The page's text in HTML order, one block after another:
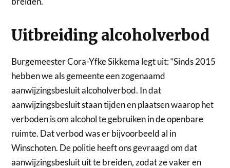
Uitbreiding alcoholverbod
Burgemeester Cora-Yfke Sikkema legt uit: “Sinds 2015
hebben we als gemeente een zogenaamd
aanwijzingsbesluit alcoholverbod. In dat
aanwijzingsbesluit staan tijden en plaatsen waarop het
verboden is om alcohol te gebruiken in de openbare
ruimte. Dat verbod was er bijvoorbeeld al in
Winschoten. De politie heeft ons gevraagd om dat
aanwijzingsbesluit uit te breiden, zodat ze vaker en